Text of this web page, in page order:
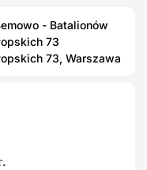
- Batalionów
73
73, Warszawa